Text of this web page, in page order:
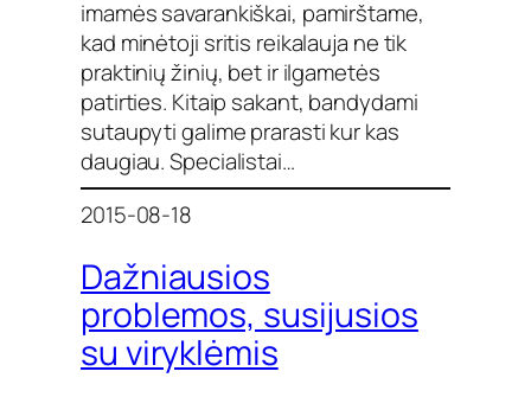
imamės savarankiškai, pamirštame,
kad minėtoji sritis reikalauja ne tik
praktinių žinių, bet ir ilgametės
patirties. Kitaip sakant, bandydami
sutaupyti galime prarasti kur kas
daugiau. Specialistai…
2015-08-18
Dažniausios
problemos, susijusios
su viryklėmis